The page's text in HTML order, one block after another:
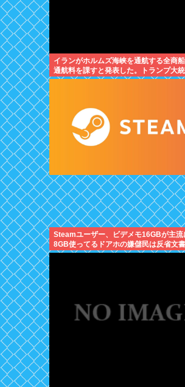
イランがホルムズ海峡を通航する全商
通航料を課すと発表した。トランプ大
ンを攻撃する前は無料だった
Steamユーザー、ビデメモ16GBが主流
8GB使ってるドアホの嫌儲民は反省文書